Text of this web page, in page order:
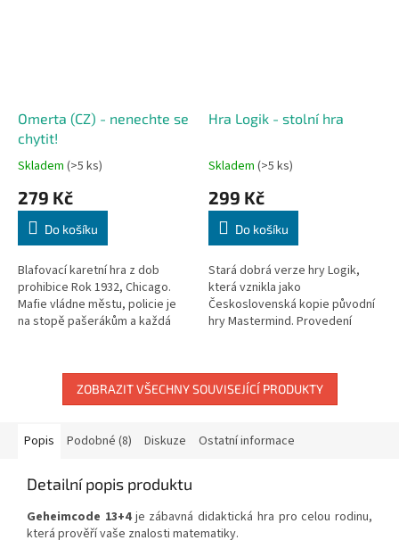
Omerta (CZ) - nenechte se
chytit!
Skladem (>5 ks)
279 Kč
Do košíku
Blafovací karetní hra z dob
prohibice Rok 1932, Chicago.
Mafie vládne městu, policie je
na stopě pašerákům a každá
Hra Logik - stolní hra
Skladem (>5 ks)
299 Kč
Do košíku
Stará dobrá verze hry Logik,
která vznikla jako
Československá kopie původní
hry Mastermind. Provedení
ZOBRAZIT VŠECHNY SOUVISEJÍCÍ PRODUKTY
Popis Podobné (8) Diskuze Ostatní informace
Detailní popis produktu
Geheimcode 13+4je zábavná didaktická hra pro celou rodinu,
která prověří vaše znalosti matematiky.